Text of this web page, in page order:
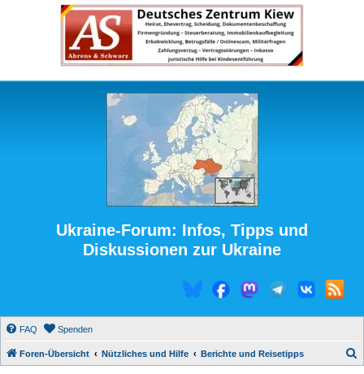
Ukraine-Forum: Infos, Tipps und
Diskussionen zur Ukraine
FAQ Spenden
Foren-Übersicht Nützliches und Hilfe Berichte und Reisetipps